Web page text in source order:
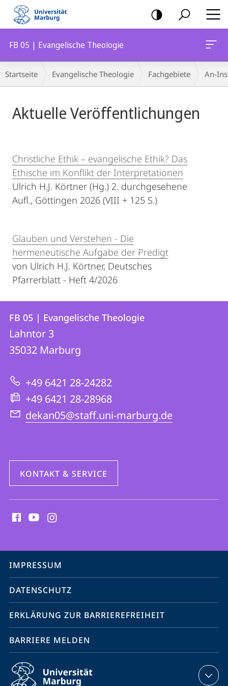
Mobile-
Navigation
FB 05 | Evangelische Theologie
Breadcrumb-
Navigation
Startseite Evangelische Theologie Fachgebiete An-
Aktuelle Veröffentlichungen
Christliche Ethik – evangelische Ethik? Das
Ethische im Konflikt der Interpretationen
Ulrich H.J. Körtner (Hg.) 2. durchgesehene
Aufl., Göttingen 2026 (VIII + 125 S.)
Glauben und Verstehen - Die
hermeneutische Aufgabe der Predigt
von Ulrich H.J. Körtner, Deutsches
Pfarrerblatt - Heft 4/2026
Kontakt
und
Informationen
zur
Website
Kontaktinformationen
FB
05
|
Evangelische
Theologie
FB 05 | Evangelische Theologie
Lahntor 3
35032 Marburg
+49 6421 28-24282
+49 6421 28-28968
dekan05@staff.uni-marburg.de
KONTAKT & SERVICE
Media
Service-
Navigation
IMPRESSUM
DATENSCHUTZ
ERKLÄRUNG ZUR BARRIEREFREIHEIT
BARRIERE MELDEN